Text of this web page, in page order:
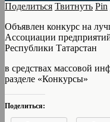
Поделиться Твитнуть Pin
Объявлен конкурс на
Ассоциации
Республики Татарстан
в средствах массовой
разделе «Конкурсы»
Поделиться: